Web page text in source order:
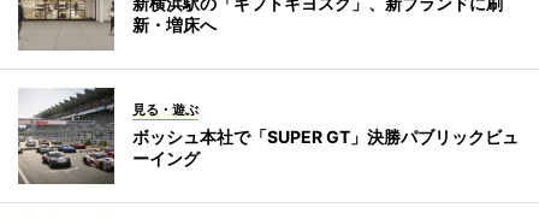
新・増床へ
見る・遊ぶ
ボッシュ本社で「SUPER GT」決勝パブリックビュ
ーイング